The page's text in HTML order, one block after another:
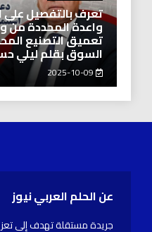
واعدة المحددة من
تعميق التصنيع
السوق بقلم ليلي
عن الحلم العربي نيوز
جريدة مستقلة تهدف إلى